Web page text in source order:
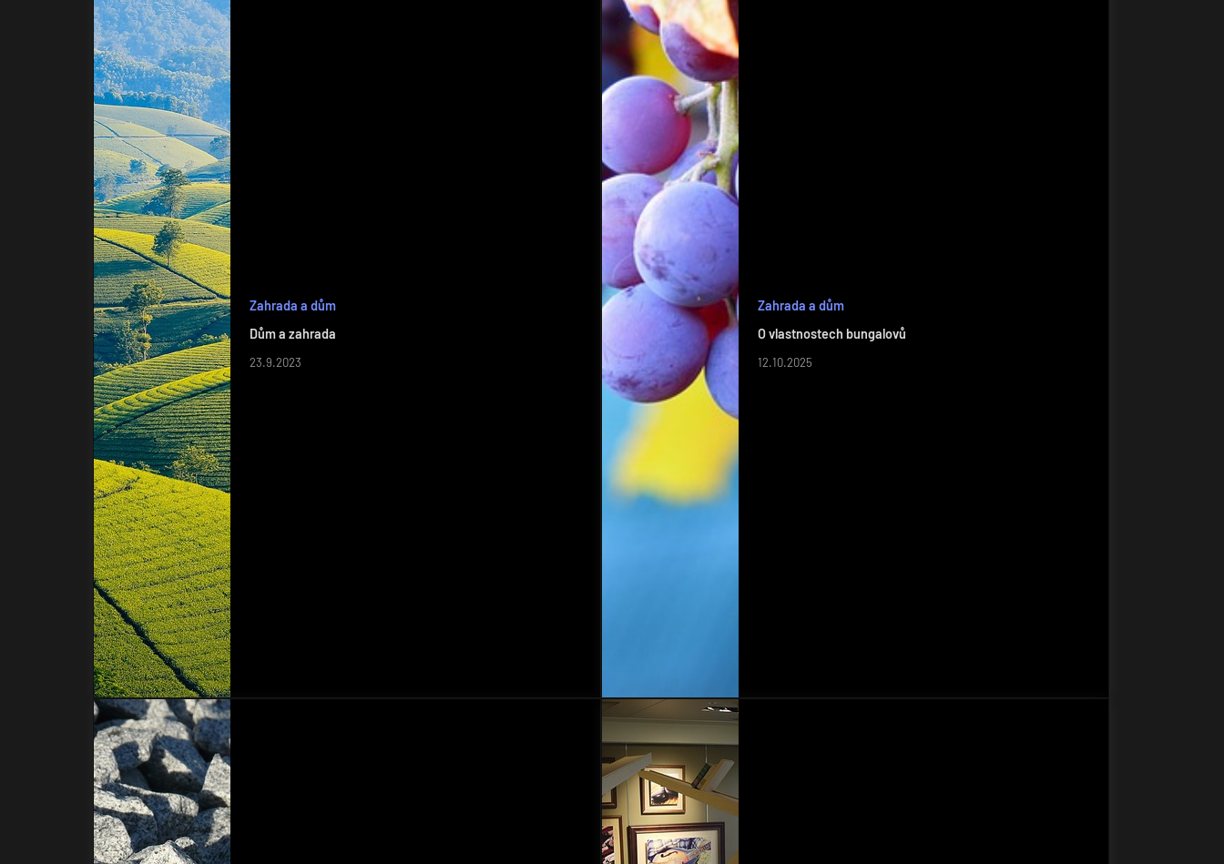
Zahrada a dům
Dům a zahrada
23.9.2023
Zahrada a dům
O vlastnostech bungalovů
12.10.2025